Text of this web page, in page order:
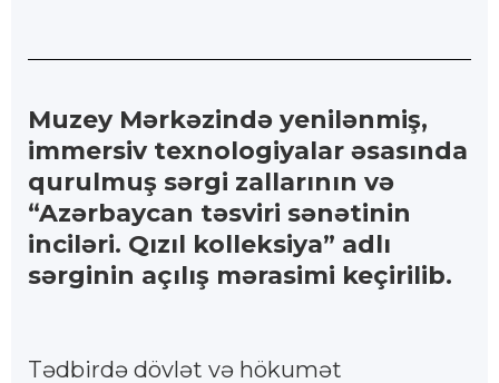
Muzey Mərkəzində yenilənmiş,
immersiv texnologiyalar əsasında
qurulmuş sərgi zallarının və
“Azərbaycan təsviri sənətinin
inciləri. Qızıl kolleksiya” adlı
sərginin açılış mərasimi keçirilib.
Tədbirdə dövlət və hökumət